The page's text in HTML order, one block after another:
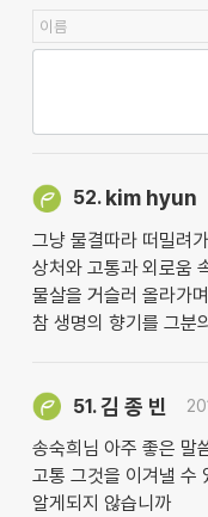
52. kim hyun
그냥 물결따라 떠밀려
상처와 고통과 외로움
물살을 거슬러 올라가
참 생명의 향기를 그분
51.김 종 빈
송숙희님 아주 좋은 말
고통 그것을 이겨낼 수
알게되지 않습니까